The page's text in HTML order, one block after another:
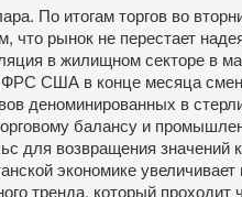
По итогам торгов во
что рынок не перестает
в жилищном секторе в
США в конце месяца
деноминированных в
балансу и
для возвращения
экономике увеличивает
тренда, который проходит